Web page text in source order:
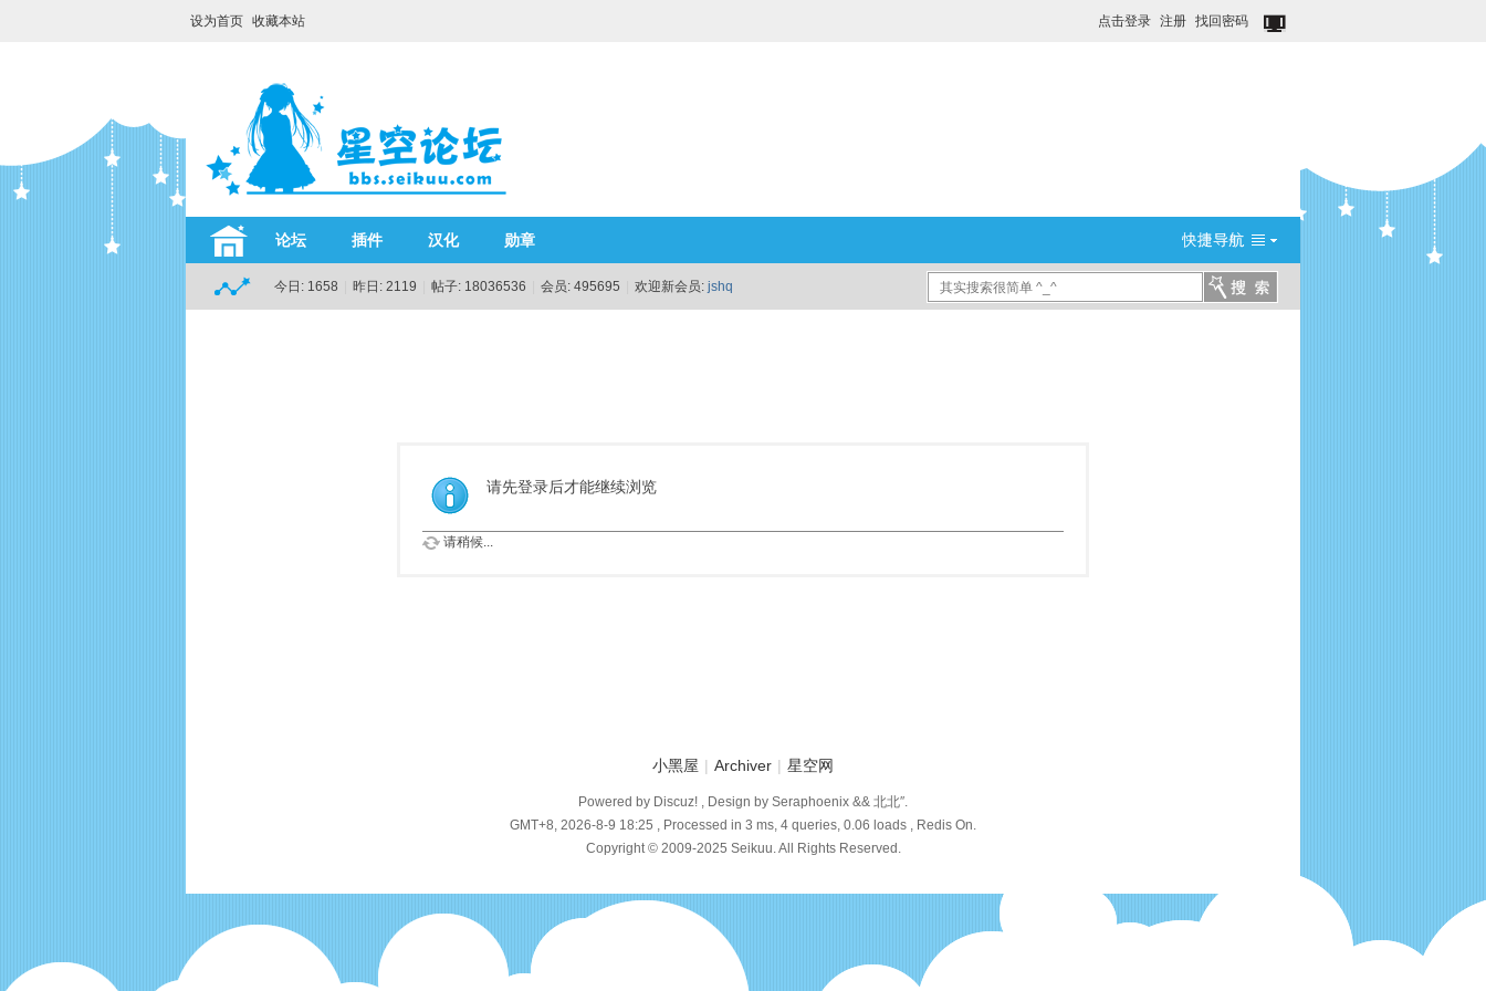
设为首页 收藏本站 点击登录 注册 找回密码
论坛 插件 汉化 勋章
今日: 1658 昨日: 2119 帖子: 18036536 会员: 495695 欢迎新会员: jshq
请先登录后才能继续浏览
请稍候...
小黑屋 | Archiver | 星空网
Powered by Discuz! , Design by Seraphoenix && 北北″.
GMT+8, 2026-8-9 18:25 , Processed in 3 ms, 4 queries, 0.06 loads , Redis On.
Copyright © 2009-2025 Seikuu. All Rights Reserved.